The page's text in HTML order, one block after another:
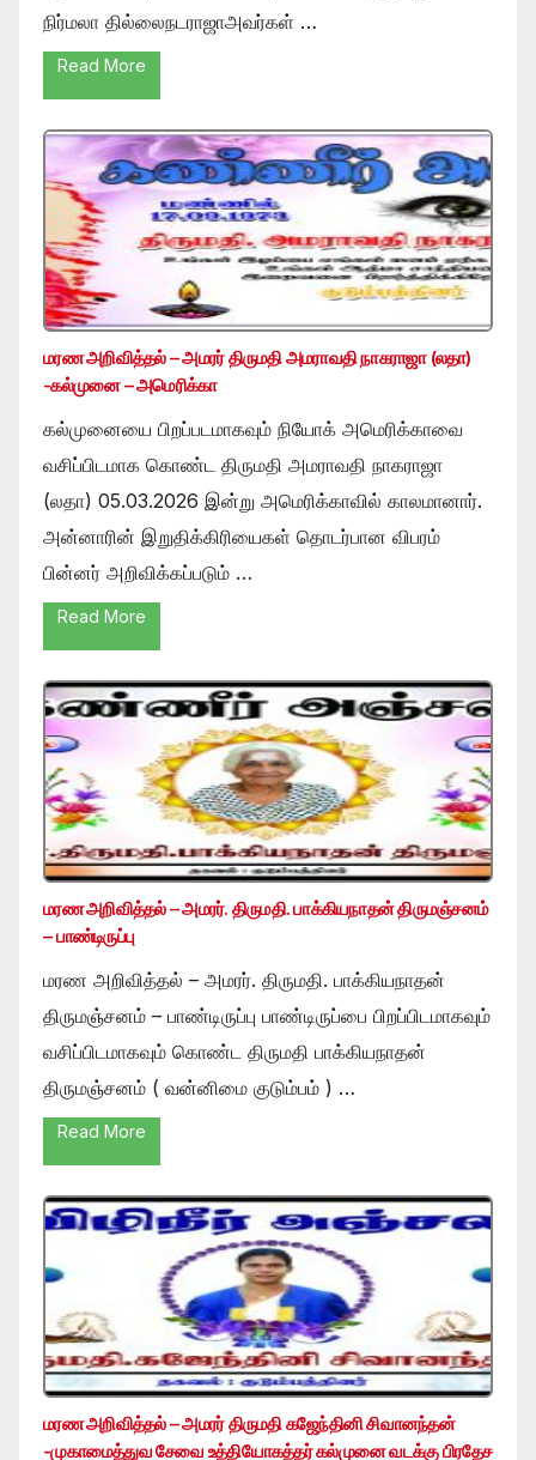
நிர்மலா தில்லைநடராஜாஅவர்கள் …
Read More
மரண அறிவித்தல் – அமரர் திருமதி அமராவதி நாகராஜா (லதா)
-கல்முனை – அமெரிக்கா
கல்முனையை பிறப்படமாகவும் நியோக் அமெரிக்காவை
வசிப்பிடமாக கொண்ட திருமதி அமராவதி நாகராஜா
(லதா) 05.03.2026 இன்று அமெரிக்காவில் காலமானார்.
அன்னாரின் இறுதிக்கிரியைகள் தொடர்பான விபரம்
பின்னர் அறிவிக்கப்படும் …
Read More
மரண அறிவித்தல் – அமரர். திருமதி. பாக்கியநாதன் திருமஞ்சனம்
– பாண்டிருப்பு
மரண அறிவித்தல் – அமரர். திருமதி. பாக்கியநாதன்
திருமஞ்சனம் – பாண்டிருப்பு பாண்டிருப்பை பிறப்பிடமாகவும்
வசிப்பிடமாகவும் கொண்ட திருமதி பாக்கியநாதன்
திருமஞ்சனம் ( வன்னிமை குடும்பம் ) …
Read More
மரண அறிவித்தல் – அமரர் திருமதி கஜேந்தினி சிவானந்தன்
-முகாமைத்துவ சேவை உத்தியோகத்தர் கல்முனை வடக்கு பிரதேச